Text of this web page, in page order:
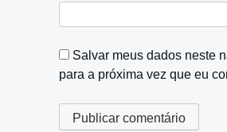
Salvar meus dados neste
para a próxima vez que eu